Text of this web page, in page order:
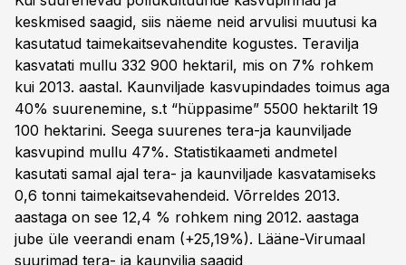
keskmised saagid, siis näeme neid arvulisi muutusi ka
kasutatud taimekaitsevahendite kogustes. Teravilja
kasvatati mullu 332 900 hektaril, mis on 7% rohkem
kui 2013. aastal. Kaunviljade kasvupindades toimus aga
40% suurenemine, s.t “hüppasime” 5500 hektarilt 19
100 hektarini. Seega suurenes tera-ja kaunviljade
kasvupind mullu 47%. Statistikaameti andmetel
kasutati samal ajal tera- ja kaunviljade kasvatamiseks
0,6 tonni taimekaitsevahendeid. Võrreldes 2013.
aastaga on see 12,4 % rohkem ning 2012. aastaga
jube üle veerandi enam (+25,19%). Lääne-Virumaal
suurimad tera- ja kaunvilja saagid